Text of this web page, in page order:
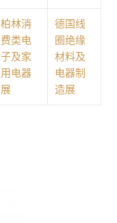
柏林消
费类电
子及家
用电器
展
德国线
圈绝缘
材料及
电器制
造展